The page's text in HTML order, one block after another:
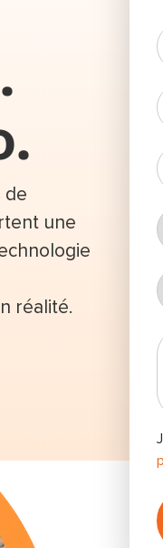
de
une
réalité.